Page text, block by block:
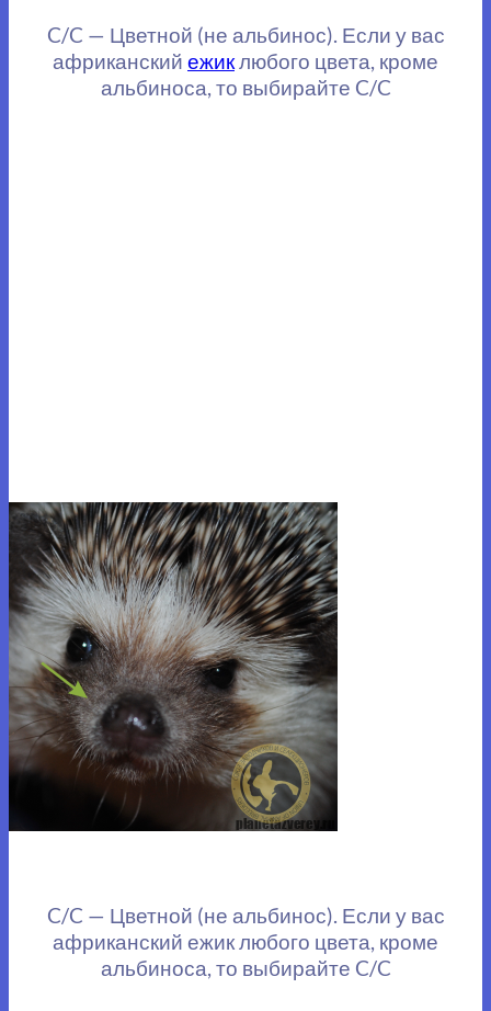
C/C — Цветной (не альбинос). Если у вас
африканский ежиклюбого цвета, кроме
альбиноса, то выбирайте C/C
C/C — Цветной (не альбинос). Если у вас
африканский ежик любого цвета, кроме
альбиноса, то выбирайте C/C